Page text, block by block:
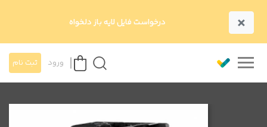
× درخواست فایل لایه باز دلخواه
ورود ثبت نام